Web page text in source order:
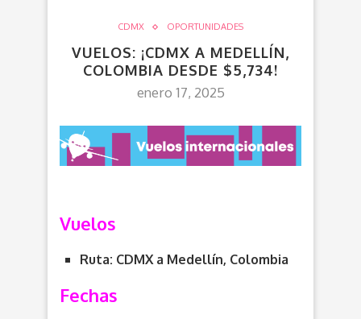
CDMX OPORTUNIDADES
VUELOS: ¡CDMX A MEDELLÍN,
COLOMBIA DESDE $5,734!
enero 17, 2025
Vuelos
Ruta: CDMX a Medellín, Colombia
Fechas